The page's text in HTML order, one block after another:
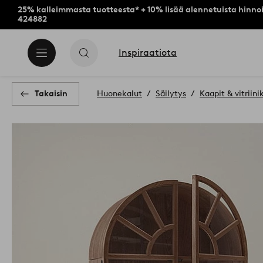
25% kalleimmasta tuotteesta* + 10% lisää alennetuista
424882
Inspiraatiota
Takaisin Huonekalut Säilytys Kaapit &